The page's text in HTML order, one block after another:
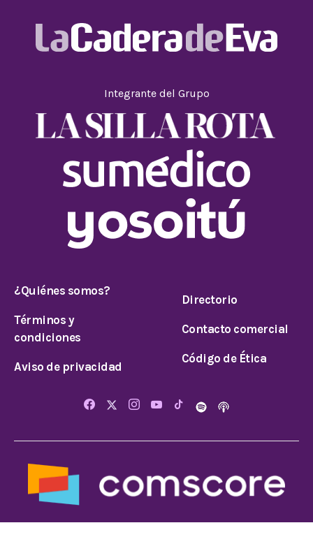
Integrante del Grupo
¿Quiénes somos?
Términos y
condiciones
Aviso de privacidad
Directorio
Contacto comercial
Código de Ética